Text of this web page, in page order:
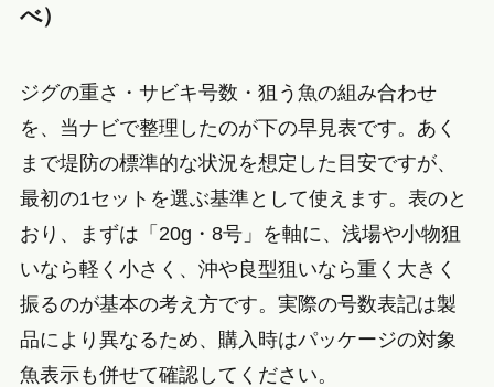
べ）
ジグの重さ・サビキ号数・狙う魚の組み合わせ
を、当ナビで整理したのが下の早見表です。あく
まで堤防の標準的な状況を想定した目安ですが、
最初の1セットを選ぶ基準として使えます。表のと
おり、まずは「20g・8号」を軸に、浅場や小物狙
いなら軽く小さく、沖や良型狙いなら重く大きく
振るのが基本の考え方です。実際の号数表記は製
品により異なるため、購入時はパッケージの対象
魚表示も併せて確認してください。